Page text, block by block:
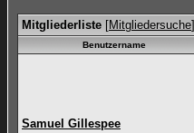
Mitgliederliste [Mitgliedersuche]
Benutzername
Samuel Gillespee